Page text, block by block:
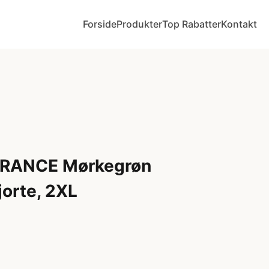
ForsideProdukterTop RabatterKontakt
Mørkegrøn
2XL